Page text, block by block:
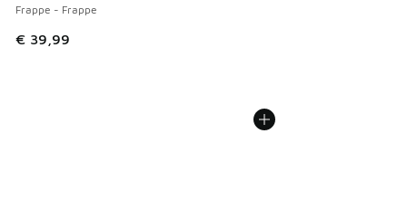
Frappe - Frappe
€ 39,99